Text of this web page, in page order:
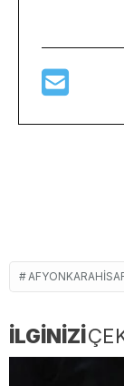
İLGİNİZİ